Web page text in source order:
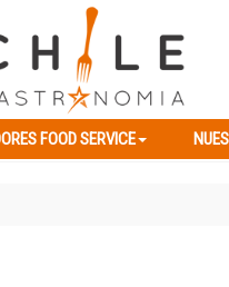
FOOD SERVICE
FOOD SERVICE